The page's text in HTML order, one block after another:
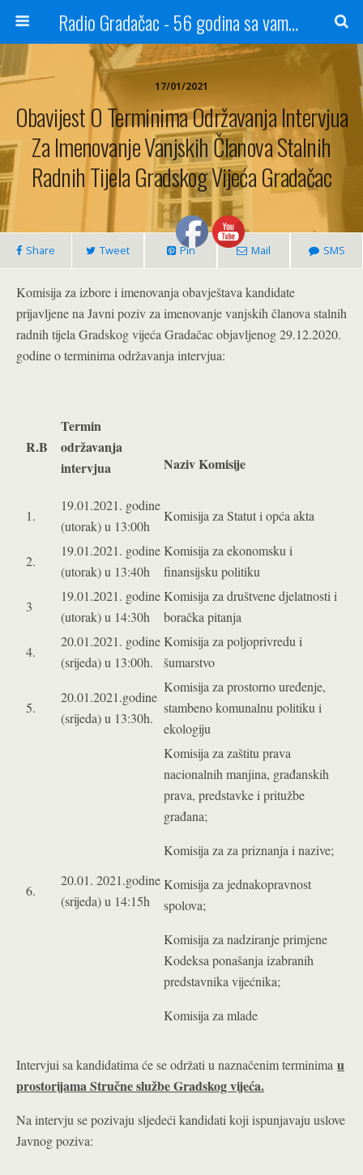
Radio Gradačac - 56 godina sa vama...
17/01/2021
Obavijest O Terminima Održavanja Intervjua
Za Imenovanje Vanjskih Članova Stalnih
Radnih Tijela Gradskog Vijeća Gradačac
Share Tweet Pin Mail SMS
Komisija za izbore i imenovanja obavještava kandidate
prijavljene na Javni poziv za imenovanje vanjskih članova stalnih
radnih tijela Gradskog vijeća Gradačac objavljenog 29.12.2020.
godine o terminima održavanja intervjua:
R.B
Termin
održavanja
intervjua
Naziv Komisije
1.
19.01.2021. godine
(utorak) u 13:00h
Komisija za Statut i opća akta
2.
19.01.2021. godine
(utorak) u 13:40h
Komisija za ekonomsku i
finansijsku politiku
3
19.01.2021. godine
(utorak) u 14:30h
Komisija za društvene djelatnosti i
boračka pitanja
4.
20.01.2021. godine
(srijeda) u 13:00h.
Komisija za poljoprivredu i
šumarstvo
5.
20.01.2021.godine
(srijeda) u 13:30h.
Komisija za prostorno uređenje,
stambeno komunalnu politiku i
ekologiju
6.
20.01. 2021.godine
(srijeda) u 14:15h
Komisija za zaštitu prava
nacionalnih manjina, građanskih
prava, predstavke i pritužbe
građana;
Komisija za za priznanja i nazive;
Komisija za jednakopravnost
spolova;
Komisija za nadziranje primjene
Kodeksa ponašanja izabranih
predstavnika vijećnika;
Komisija za mlade
Intervjui sa kandidatima će se održati u naznačenim terminima u
prostorijama Stručne službe Gradskog vijeća.
Na intervju se pozivaju sljedeći kandidati koji ispunjavaju uslove
Javnog poziva: